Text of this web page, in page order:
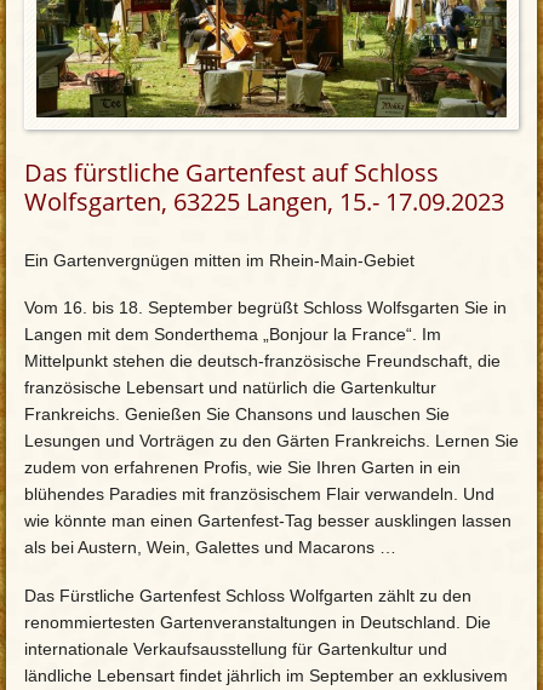
Das fürstliche Gartenfest auf Schloss
Wolfsgarten, 63225 Langen, 15.- 17.09.2023
Ein Gartenvergnügen mitten im Rhein-Main-Gebiet
Vom 16. bis 18. September begrüßt Schloss Wolfsgarten Sie in
Langen mit dem Sonderthema „Bonjour la France“. Im
Mittelpunkt stehen die deutsch-französische Freundschaft, die
französische Lebensart und natürlich die Gartenkultur
Frankreichs. Genießen Sie Chansons und lauschen Sie
Lesungen und Vorträgen zu den Gärten Frankreichs. Lernen Sie
zudem von erfahrenen Profis, wie Sie Ihren Garten in ein
blühendes Paradies mit französischem Flair verwandeln. Und
wie könnte man einen Gartenfest-Tag besser ausklingen lassen
als bei Austern, Wein, Galettes und Macarons …
Das Fürstliche Gartenfest Schloss Wolfgarten zählt zu den
renommiertesten Gartenveranstaltungen in Deutschland. Die
internationale Verkaufsausstellung für Gartenkultur und
ländliche Lebensart findet jährlich im September an exklusivem